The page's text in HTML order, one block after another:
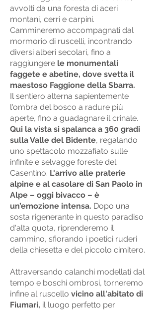
avvolti da una foresta di aceri
montani, cerri e carpini.
Cammineremo accompagnati dal
mormorio di ruscelli, incontrando
diversi alberi secolari, fino a
raggiungere le monumentali
faggete e abetine, dove svetta il
maestoso Faggione della Sbarra.
Il sentiero alterna sapientemente
l'ombra del bosco a radure più
aperte, fino a guadagnare il crinale.
Qui la vista si spalanca a 360 gradi
sulla Valle del Bidente, regalando
uno spettacolo mozzafiato sulle
infinite e selvagge foreste del
Casentino. L'arrivo alle praterie
alpine e al casolare di San Paolo in
Alpe – oggi bivacco – è
un’emozione intensa. Dopo una
sosta rigenerante in questo paradiso
d'alta quota, riprenderemo il
cammino, sfiorando i poetici ruderi
della chiesetta e del piccolo cimitero.
Attraversando calanchi modellati dal
tempo e boschi ombrosi, torneremo
infine al ruscello vicino all'abitato di
Fiumari, il luogo perfetto per